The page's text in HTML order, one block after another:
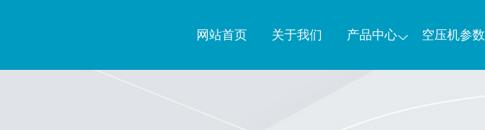
网站首页 关于我们 产品中心 空压机参数